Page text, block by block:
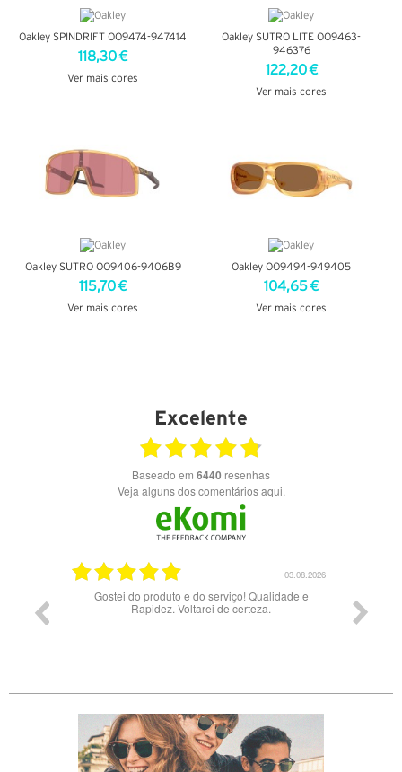
Oakley SPINDRIFT OO9474-947414
118,30 €
Ver mais cores
Oakley SUTRO LITE OO9463-
946376
122,20 €
Ver mais cores
Oakley SUTRO OO9406-9406B9
115,70 €
Ver mais cores
Oakley OO9494-949405
104,65 €
Ver mais cores
Excelente
Baseado em 6440 resenhas
Veja alguns dos comentários aqui.
03.08.2026
Gostei do produto e do serviço! Qualidade e
Rapidez. Voltarei de certeza.